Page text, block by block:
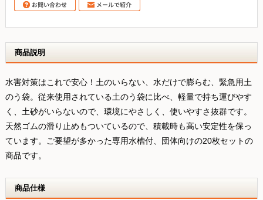
商品説明
水害対策はこれで安心！土のいらない、水だけで膨らむ、緊急用土
のう袋。従来使用されている土のう袋に比べ、軽量で持ち運びやす
く、土砂がいらないので、環境にやさしく、使いやすさ抜群です。
天然ゴムの滑り止めもついているので、積載時も高い安定性を保っ
ています。ご要望が多かった専用水槽付、団体向けの20枚セットの
商品です。
商品仕様